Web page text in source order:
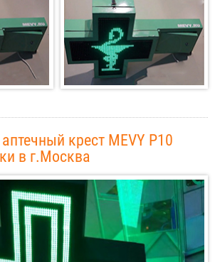
крест MEVY P10
в г.Москва